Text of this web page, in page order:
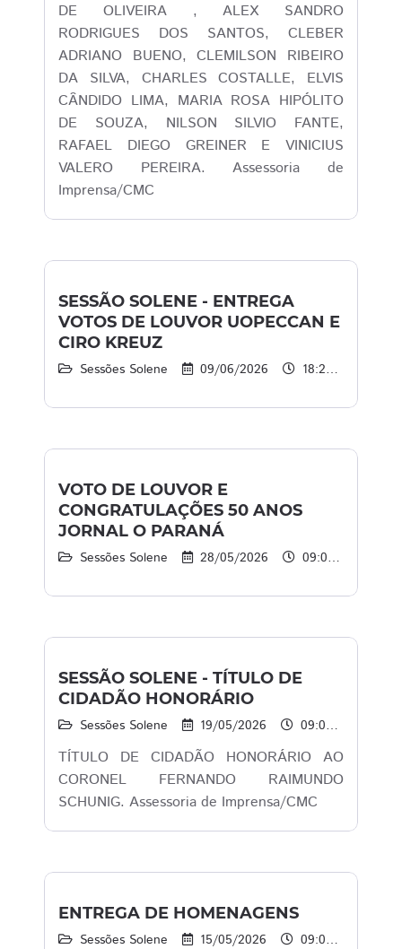
DE OLIVEIRA , ALEX SANDRO
RODRIGUES DOS SANTOS, CLEBER
ADRIANO BUENO, CLEMILSON RIBEIRO
DA SILVA, CHARLES COSTALLE, ELVIS
CÂNDIDO LIMA, MARIA ROSA HIPÓLITO
DE SOUZA, NILSON SILVIO FANTE,
RAFAEL DIEGO GREINER E VINICIUS
VALERO PEREIRA. Assessoria de
Imprensa/CMC
SESSÃO SOLENE - ENTREGA
VOTOS DE LOUVOR UOPECCAN E
CIRO KREUZ
Sessões Solene 09/06/2026 18:20 às 21:20
VOTO DE LOUVOR E
CONGRATULAÇÕES 50 ANOS
JORNAL O PARANÁ
Sessões Solene 28/05/2026 09:00 às 10:00
SESSÃO SOLENE - TÍTULO DE
CIDADÃO HONORÁRIO
Sessões Solene 19/05/2026 09:00 às 11:00
TÍTULO DE CIDADÃO HONORÁRIO AO
CORONEL FERNANDO RAIMUNDO
SCHUNIG. Assessoria de Imprensa/CMC
ENTREGA DE HOMENAGENS
Sessões Solene 15/05/2026 09:00 às 11:00